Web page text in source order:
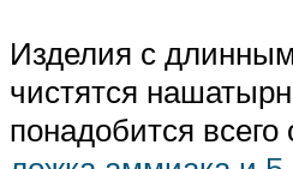
Изделия с
чистятся
понадобится всего